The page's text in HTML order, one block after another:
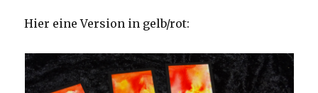
Hier eine Version in gelb/rot: